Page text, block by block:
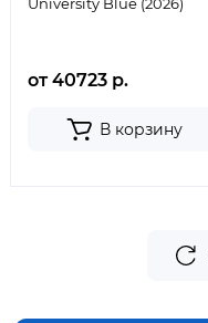
от 40723 р.
В корзину